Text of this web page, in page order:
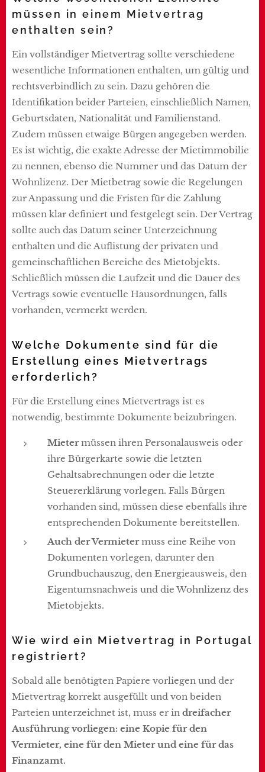
müssen in einem Mietvertrag
enthalten sein?
Ein vollständiger Mietvertrag sollte verschiedene
wesentliche Informationen enthalten, um gültig und
rechtsverbindlich zu sein. Dazu gehören die
Identifikation beider Parteien, einschließlich Namen,
Geburtsdaten, Nationalität und Familienstand.
Zudem müssen etwaige Bürgen angegeben werden.
Es ist wichtig, die exakte Adresse der Mietimmobilie
zu nennen, ebenso die Nummer und das Datum der
Wohnlizenz. Der Mietbetrag sowie die Regelungen
zur Anpassung und die Fristen für die Zahlung
müssen klar definiert und festgelegt sein. Der Vertrag
sollte auch das Datum seiner Unterzeichnung
enthalten und die Auflistung der privaten und
gemeinschaftlichen Bereiche des Mietobjekts.
Schließlich müssen die Laufzeit und die Dauer des
Vertrags sowie eventuelle Hausordnungen, falls
vorhanden, vermerkt werden.
Welche Dokumente sind für die
Erstellung eines Mietvertrags
erforderlich?
Für die Erstellung eines Mietvertrags ist es
notwendig, bestimmte Dokumente beizubringen.
Mietermüssen ihren Personalausweis oder
ihre Bürgerkarte sowie die letzten
Gehaltsabrechnungen oder die letzte
Steuererklärung vorlegen. Falls Bürgen
vorhanden sind, müssen diese ebenfalls ihre
entsprechenden Dokumente bereitstellen.
Auch der Vermietermuss eine Reihe von
Dokumenten vorlegen, darunter den
Grundbuchauszug, den Energieausweis, den
Eigentumsnachweis und die Wohnlizenz des
Mietobjekts.
Wie wird ein Mietvertrag in Portugal
registriert?
Sobald alle benötigten Papiere vorliegen und der
Mietvertrag korrekt ausgefüllt und von beiden
Parteien unterzeichnet ist, muss er in dreifacher
Ausführung vorliegen: eine Kopie für den
Vermieter, eine für den Mieter und eine für das
Finanzamt.